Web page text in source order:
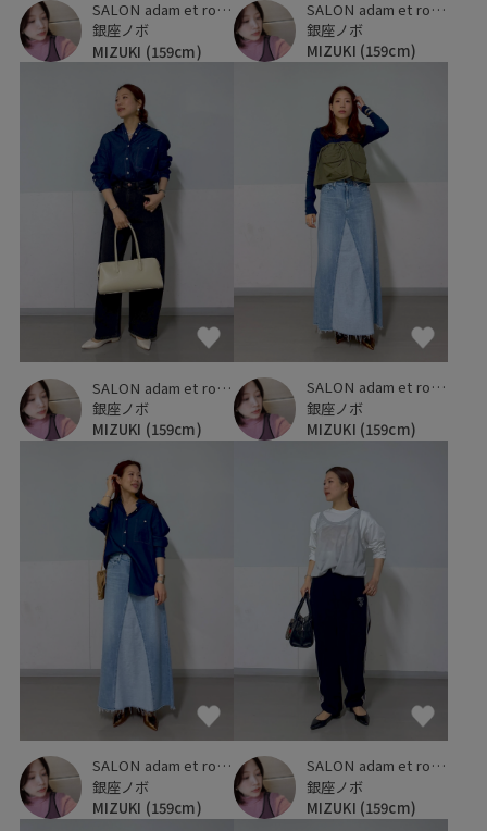
SALON adam et ropé
銀座ノボ
MIZUKI (159cm)
SALON adam et ropé
銀座ノボ
MIZUKI (159cm)
SALON adam et ropé
銀座ノボ
MIZUKI (159cm)
SALON adam et ropé
銀座ノボ
MIZUKI (159cm)
SALON adam et ropé
銀座ノボ
MIZUKI (159cm)
SALON adam et ropé
銀座ノボ
MIZUKI (159cm)